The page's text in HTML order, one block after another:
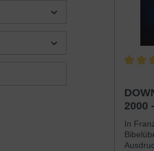
2000
MP3
In